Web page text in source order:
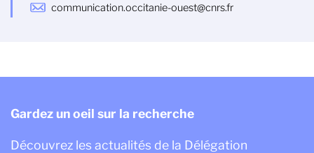
communication.occitanie-ouest@cnrs.fr
Gardez un oeil sur la recherche
Découvrez les actualités de la Délégation